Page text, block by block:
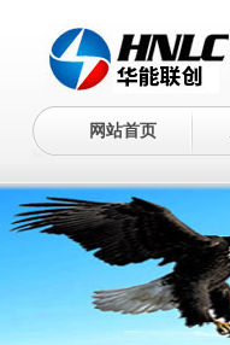
网站首页